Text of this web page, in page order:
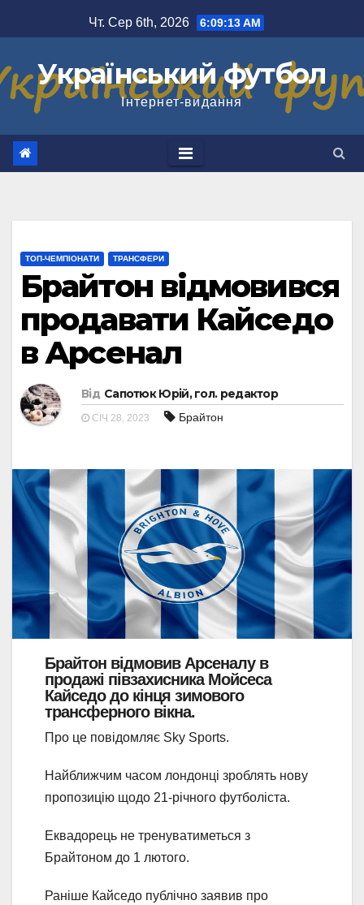
до
Чт. Сер 6th, 2026 6:09:14 AM
Український футбол
Інтернет-видання
ТОП-ЧЕМПІОНАТИ ТРАНСФЕРИ
Брайтон відмовився
продавати Кайседо
в Арсенал
Від Сапотюк Юрій, гол. редактор
СІЧ 28, 2023 Брайтон
Брайтон відмовив Арсеналу в
продажі півзахисника Мойсеса
Кайседо до кінця зимового
трансферного вікна.
Про це повідомляє Sky Sports.
Найближчим часом лондонці зроблять нову
пропозицію щодо 21-річного футболіста.
Еквадорець не тренуватиметься з
Брайтоном до 1 лютого.
Раніше Кайседо публічно заявив про